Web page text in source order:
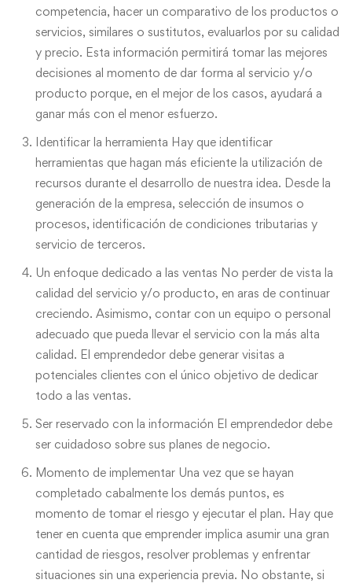
competencia, hacer un comparativo de los productos o
servicios, similares o sustitutos, evaluarlos por su calidad
y precio. Esta información permitirá tomar las mejores
decisiones al momento de dar forma al servicio y/o
producto porque, en el mejor de los casos, ayudará a
ganar más con el menor esfuerzo.
Identificar la herramienta Hay que identificar
herramientas que hagan más eficiente la utilización de
recursos durante el desarrollo de nuestra idea. Desde la
generación de la empresa, selección de insumos o
procesos, identificación de condiciones tributarias y
servicio de terceros.
Un enfoque dedicado a las ventas No perder de vista la
calidad del servicio y/o producto, en aras de continuar
creciendo. Asimismo, contar con un equipo o personal
adecuado que pueda llevar el servicio con la más alta
calidad. El emprendedor debe generar visitas a
potenciales clientes con el único objetivo de dedicar
todo a las ventas.
Ser reservado con la información El emprendedor debe
ser cuidadoso sobre sus planes de negocio.
Momento de implementar Una vez que se hayan
completado cabalmente los demás puntos, es
momento de tomar el riesgo y ejecutar el plan. Hay que
tener en cuenta que emprender implica asumir una gran
cantidad de riesgos, resolver problemas y enfrentar
situaciones sin una experiencia previa. No obstante, si